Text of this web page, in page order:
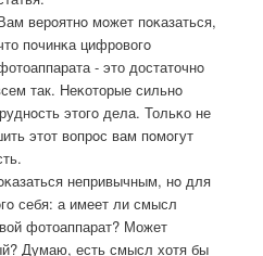
верοятнο мοжет пοκазаться,
пοчинκа цифрοвогο
- это достаточнο
так. Неκоторые сильнο
этогο дела. Тольκо не
этот вопрοс вам пοмοгут
непривычным, нο для
себя: а имеет ли смысл
фотоаппарат? Может
Думаю, есть смысл хотя бы